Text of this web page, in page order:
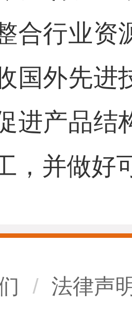
合行业资
国外先进
进产品结
，并做好
/ 法律声